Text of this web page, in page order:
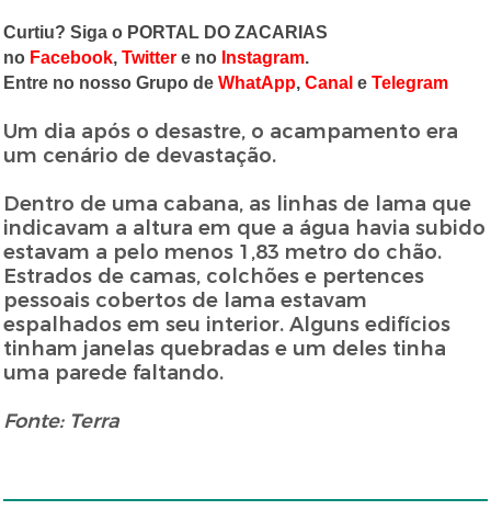
Curtiu? Siga o PORTAL DO ZACARIAS
no Facebook,Twitter e no Instagram.
Entre no nosso Grupo deWhatApp,Canal eTelegram
Um dia após o desastre, o acampamento era
um cenário de devastação.
Dentro de uma cabana, as linhas de lama que
indicavam a altura em que a água havia subido
estavam a pelo menos 1,83 metro do chão.
Estrados de camas, colchões e pertences
pessoais cobertos de lama estavam
espalhados em seu interior. Alguns edifícios
tinham janelas quebradas e um deles tinha
uma parede faltando.
Fonte: Terra